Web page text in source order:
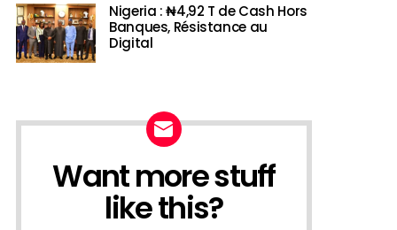
Nigeria : ₦4,92 T de Cash Hors
Banques, Résistance au
Digital
NEWSLETTER
Want more stuff
like this?